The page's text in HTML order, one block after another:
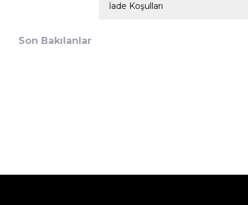
İade Koşulları
Son Bakılanlar